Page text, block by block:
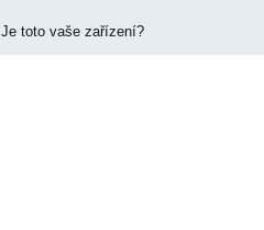
Je toto vaše zařízení?